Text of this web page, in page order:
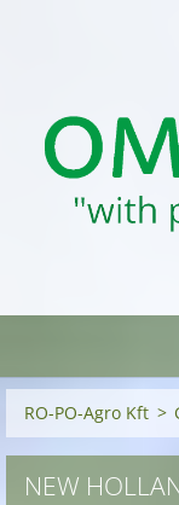
RO-PO-Agro Kft >
NEW